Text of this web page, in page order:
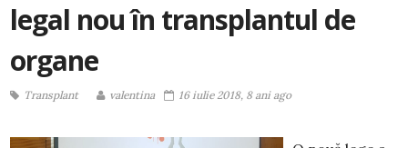
legal nou în transplantul de
organe
Transplant valentina 16 iulie 2018, 8 ani ago